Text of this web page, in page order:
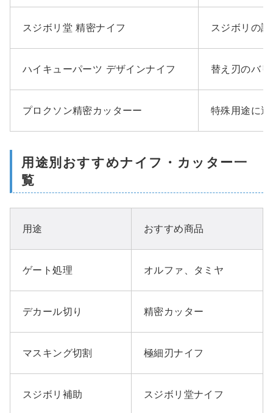
スジボリ堂 精密ナイフ スジボリの
ハイキューパーツ デザインナイフ 替え刃のバ
プロクソン精密カッターー 特殊用途に
用途別おすすめナイフ・カッター一
覧
用途 おすすめ商品
ゲート処理 オルファ、タミヤ
デカール切り 精密カッター
マスキング切割 極細刃ナイフ
スジボリ補助 スジボリ堂ナイフ